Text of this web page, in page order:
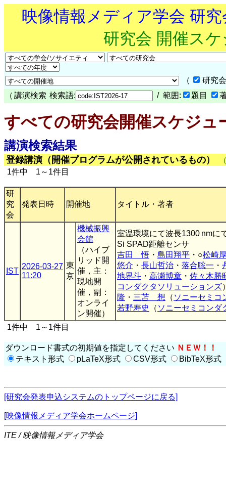
映像情報メディア学会 研
研究会 開催ス
（
研究
（ 講演検索 検索語: / 範囲: 題目
すべての研究会開催スケジュ
講演検索結果
登録講演（開催プログラムが公開されているもの）
1件中 1～1件目
研
究
会
発表日時 開催地 タイトル・著者
IST
2026-03-27
11:20
東
京
機械振興
会館
（ハイブ
リッド開
催，主：
現地開
催，副：
オンライ
ン開催）
室温環境にて波長1300 nmに
Si SPAD距離センサ
吉田 悟 ・ 島田翔平 ・○松崎
悠介 ・ 長山哲治 ・ 落合聡一 ・
地界斗 ・ 高瀬博章 ・ 佐々木勝
コンダクタソリューションズ
隆 ・ 三苫 想 （ ソニーセミコ
若野寿史
（ ソニーセミコンダ
1件中 1～1件目
ダウンロード書式の初期値を指定してください ＮＥＷ！！
テキスト形式
pLaTeX形式 CSV形式 BibTeX形式
[研究会発表申込システムのトップページに戻る]
[映像情報メディア学会ホームページ]
ITE / 映像情報メディア学会